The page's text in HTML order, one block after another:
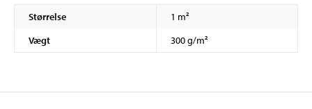
Størrelse
1 m²
Vægt
300 g/m²